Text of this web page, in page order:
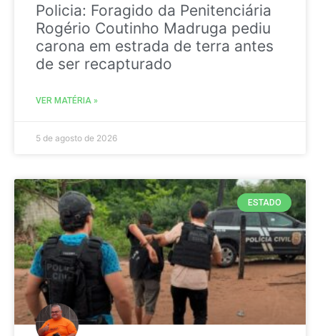
Policia: Foragido da Penitenciária
Rogério Coutinho Madruga pediu
carona em estrada de terra antes
de ser recapturado
VER MATÉRIA »
5 de agosto de 2026
ESTADO